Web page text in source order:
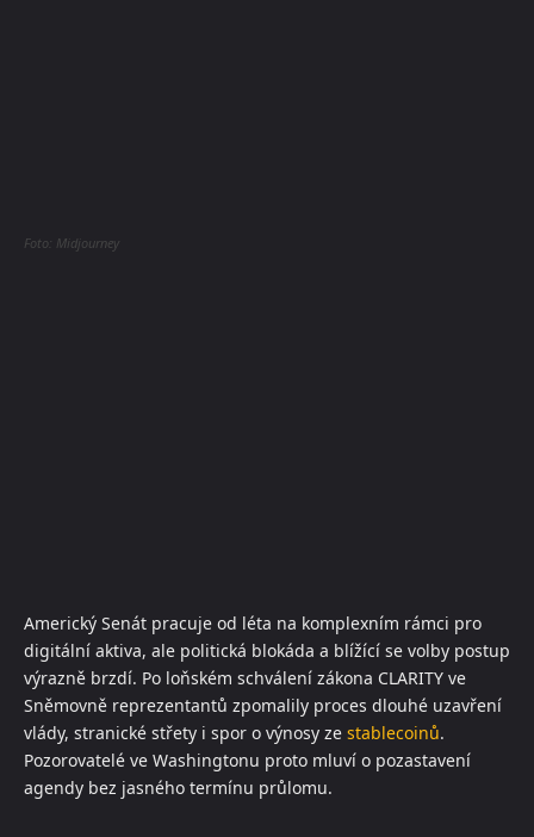
Foto: Midjourney
Americký Senát pracuje od léta na komplexním rámci pro
digitální aktiva, ale politická blokáda a blížící se volby postup
výrazně brzdí. Po loňském schválení zákona CLARITY ve
Sněmovně reprezentantů zpomalily proces dlouhé uzavření
vlády, stranické střety i spor o výnosy ze stablecoinů.
Pozorovatelé ve Washingtonu proto mluví o pozastavení
agendy bez jasného termínu průlomu.